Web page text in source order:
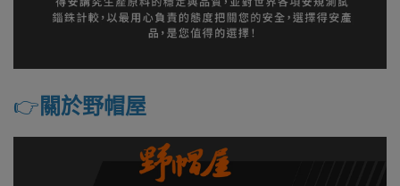
👉️ 關於野帽屋